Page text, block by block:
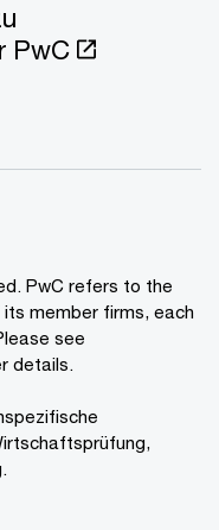
PwC
PwC refers to the
member firms, each
see
details.